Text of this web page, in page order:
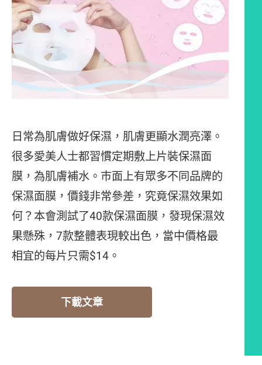
日常為肌膚做好保濕，肌膚更顯水潤亮澤。
很多愛美人士都習慣定期敷上片裝保濕面
膜，為肌膚補水。巿面上有眾多不同品牌的
保濕面膜，價錢非常參差，究竟保濕效果如
何？本會測試了40款保濕面膜，發現保濕效
果懸殊，7款整體表現較出色，當中價格最
相宜的每片只需$14。
下載文章